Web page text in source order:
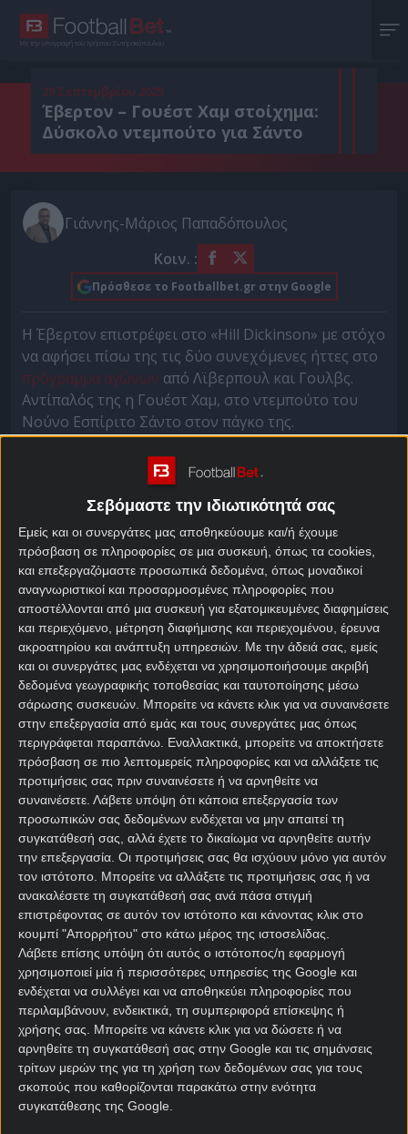
Σεβόμαστε την ιδιωτικότητά σας
Εμείς και οι συνεργάτες μας αποθηκεύουμε και/ή έχουμε
πρόσβαση σε πληροφορίες σε μια συσκευή, όπως τα cookies,
και επεξεργαζόμαστε προσωπικά δεδομένα, όπως μοναδικοί
αναγνωριστικοί και προσαρμοσμένες πληροφορίες που
αποστέλλονται από μια συσκευή για εξατομικευμένες διαφημίσεις
και περιεχόμενο, μέτρηση διαφήμισης και περιεχομένου, έρευνα
ακροατηρίου και ανάπτυξη υπηρεσιών. Με την άδειά σας, εμείς
και οι συνεργάτες μας ενδέχεται να χρησιμοποιήσουμε ακριβή
δεδομένα γεωγραφικής τοποθεσίας και ταυτοποίησης μέσω
σάρωσης συσκευών. Μπορείτε να κάνετε κλικ για να συναινέσετε
στην επεξεργασία από εμάς και τους συνεργάτες μας όπως
περιγράφεται παραπάνω. Εναλλακτικά, μπορείτε να αποκτήσετε
πρόσβαση σε πιο λεπτομερείς πληροφορίες και να αλλάξετε τις
προτιμήσεις σας πριν συναινέσετε ή να αρνηθείτε να
συναινέσετε. Λάβετε υπόψη ότι κάποια επεξεργασία των
προσωπικών σας δεδομένων ενδέχεται να μην απαιτεί τη
συγκατάθεσή σας, αλλά έχετε το δικαίωμα να αρνηθείτε αυτήν
την επεξεργασία. Οι προτιμήσεις σας θα ισχύουν μόνο για αυτόν
τον ιστότοπο. Μπορείτε να αλλάξετε τις προτιμήσεις σας ή να
ανακαλέσετε τη συγκατάθεσή σας ανά πάσα στιγμή
επιστρέφοντας σε αυτόν τον ιστότοπο και κάνοντας κλικ στο
κουμπί "Απορρήτου" στο κάτω μέρος της ιστοσελίδας.
Λάβετε επίσης υπόψη ότι αυτός ο ιστότοπος/η εφαρμογή
χρησιμοποιεί μία ή περισσότερες υπηρεσίες της Google και
ενδέχεται να συλλέγει και να αποθηκεύει πληροφορίες που
περιλαμβάνουν, ενδεικτικά, τη συμπεριφορά επίσκεψης ή
χρήσης σας. Μπορείτε να κάνετε κλικ για να δώσετε ή να
αρνηθείτε τη συγκατάθεσή σας στην Google και τις σημάνσεις
τρίτων μερών της για τη χρήση των δεδομένων σας για τους
σκοπούς που καθορίζονται παρακάτω στην ενότητα
συγκατάθεσης της Google.
Με την υπογραφή του Χρήστου Σωτηρακόπουλου
29 Σεπτεμβρίου 2025
Έβερτον – Γουέστ Χαμ στοίχημα:
Δύσκολο ντεμπούτο για Σάντο
Γιάννης-Μάριος Παπαδόπουλος
Κοιν. :
Πρόσθεσε το Footballbet.gr στην Google
Η Έβερτον επιστρέφει στο «Hill Dickinson» με στόχο
να αφήσει πίσω της τις δύο συνεχόμενες ήττες στο
πρόγραμμα αγώνων από Λϊβερπουλ και Γουλβς.
Αντίπαλός της η Γουέστ Χαμ, στο ντεμπούτο του
Νούνο Εσπίριτο Σάντο στον πάγκο της.
Οι πρόσφατες αναμετρήσεις των δύο ομάδων ήταν
ισορροπημένες, με τις δύο αναμετρήσεις της
περασμένης σεζόν να τελειώνουν ισόπαλες. Από το
2021, ωστόσο, η Γουέστ Χαμ έχει πέντε νίκες στο
πρωτάθλημα απέναντι στα «ζαχαρωτά».
Η εβδομάδα της Έβερτον ήταν δύσκολη, καθώς
έχασε το ντέρμπι του Μέρσεϊσαϊντ από τη
Λίβερπουλ με 2-1 και στη συνέχεια αποκλείστηκε
από το Carabao Cup από τη Γουλβς με 2-0. Έχοντας,
πλέον, πάνω από 30 χρόνια να κατακτήσει έναν
τίτλο, η απογοήτευση των οπαδών ήταν λογική, με
τον Ντέιβιντ Μόγες να τα… ακούει από την εξέδρα
για την επιλογή του να παρατάξει την ομάδα του με
πολλές αλλαγές στο «Μολινό».
Το πλάνο του Μόγες ήταν να ξεκουράσει παίκτες
ενόψει Γουέστ Χαμ, κάτι που θα φανεί εάν τελικά
το… κατάφερε ο έμπειρος τεχνικός. Η Έβερτον
σαφώς και θέλει να επεκτείνει το αήττητο στο νέο
της γήπεδο, όπου μέχρι στιγμής έχει 2 νίκες και 1
ισοπαλία στοκουπόνι στοιχήματος.
Έβερτον – Γουέστ Χαμ
προγνωστικά
Μόλις δύο ήττες σε 12 εντός έδρας αγώνες της
Premier League έχει η Έβερτον από την επιστροφή
του Μόγες. Η Έβερτον δεν έχει δεχτεί ακόμα γκολ
σε επίσημο αγώνα στο «Hill Dickinson», ενώ είναι η
δεύτερη πιο… ατίθαση ομάδα της κατηγορίας, με 13